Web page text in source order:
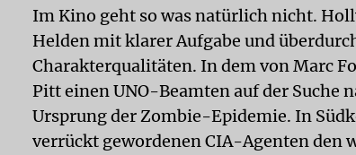
Im Kino geht so was natürlich nicht.
Helden mit klarer Aufgabe und
Charakterqualitäten. In dem von Marc
Pitt einen UNO-Beamten auf der Suche
Ursprung der Zombie-Epidemie. In
verrückt gewordenen CIA-Agenten den